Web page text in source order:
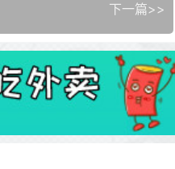
下一篇>>